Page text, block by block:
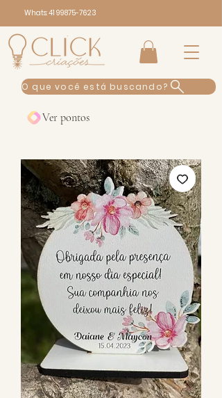
Whats:41 99875-7623
O que você está buscando?
Ver pontos